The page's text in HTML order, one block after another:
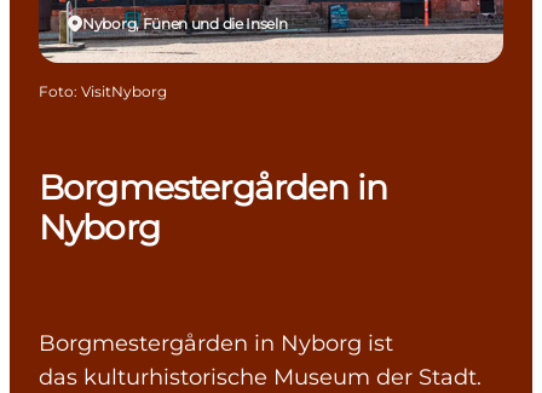
Borgmestergården in
Nyborg
Borgmestergården in Nyborg ist
das kulturhistorische Museum der Stadt.
Nyborg, Fünen und die Inseln
Foto: VisitNyborg